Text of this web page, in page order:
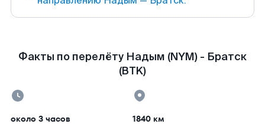
Факты по перелёту Надым (NYM) - Братск
(BTK)
около 3 часов 1840 км